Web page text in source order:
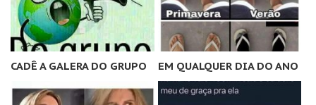
CADÊ A GALERA DO GRUPO EM QUALQUER DIA DO ANO